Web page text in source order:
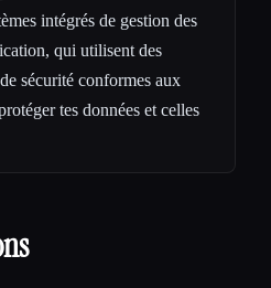
intégrés de gestion des
qui utilisent des
sécurité conformes aux
tes données et celles